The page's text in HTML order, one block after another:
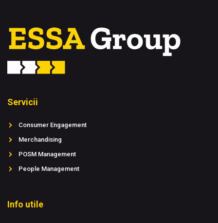
Servicii
Consumer Engagement
Merchandising
POSM Management
People Management
Info utile